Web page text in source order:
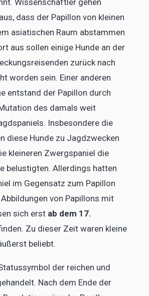
Wissenschaftler gehen
dass der Papillon von kleinen
asiatischen Raum abstammen
aus sollen einige Hunde an der
zurück nach
worden sein. Einer anderen
entstand der Papillon durch
des damals weit
Insbesondere die
diese Hunde zu Jagdzwecken
kleineren Zwergspaniel die
belustigten. Allerdings hatten
im Gegensatz zum Papillon
von Papillons mit
sich erst ab dem 17.
Zu dieser Zeit waren kleine
beliebt.
der reichen und
Nach dem Ende der